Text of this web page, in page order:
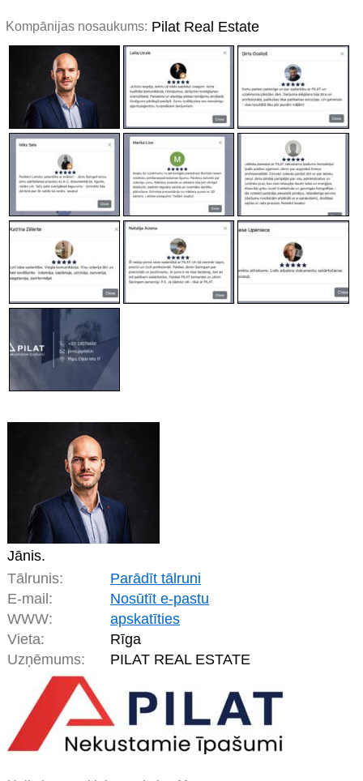
Kompānijas nosaukums: Pilat Real Estate
Jānis.
Tālrunis:
Parādīt tālruni
E-mail:
Nosūtīt e-pastu
WWW:
apskatīties
Vieta:
Rīga
Uzņēmums:
PILAT REAL ESTATE